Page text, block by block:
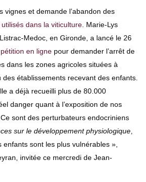
vignes et demande l’abandon des
dans la viticulture . Marie-Lys
Medoc, en Gironde, a lancé le 26
en ligne pour demander l’arrêt de
dans les zones agricoles situées à
établissements recevant des enfants.
a déjà recueilli plus de 80.000
danger quant à l’exposition de nos
sont des perturbateurs endocriniens
sur le développement physiologique
enfants sont les plus vulnérables »,
invitée ce mercredi de Jean-